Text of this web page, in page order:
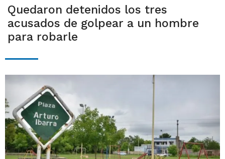
Quedaron detenidos los tres
acusados de golpear a un hombre
para robarle